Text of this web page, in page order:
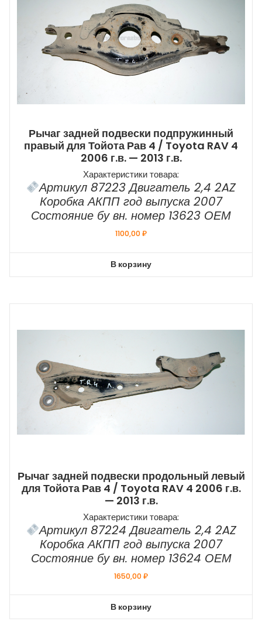
Рычаг задней подвески подпружинный
правый для Тойота Рав 4 / Toyota RAV 4
2006 г.в. — 2013 г.в.
Характеристики товара:
Артикул 87223 Двигатель 2,4 2AZ
Коробка АКПП год выпуска 2007
Состояние бу вн. номер 13623 ОЕМ
1100,00₽
В корзину
Рычаг задней подвески продольный левый
для Тойота Рав 4 / Toyota RAV 4 2006 г.в.
— 2013 г.в.
Характеристики товара:
Артикул 87224 Двигатель 2,4 2AZ
Коробка АКПП год выпуска 2007
Состояние бу вн. номер 13624 ОЕМ
1650,00₽
В корзину